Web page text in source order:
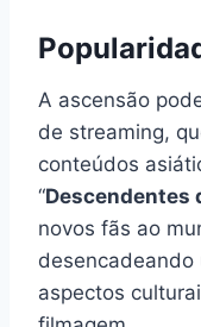
A ascensão
de streaming,
conteúdos
“Descendentes
novos fãs ao
desencadeando
aspectos